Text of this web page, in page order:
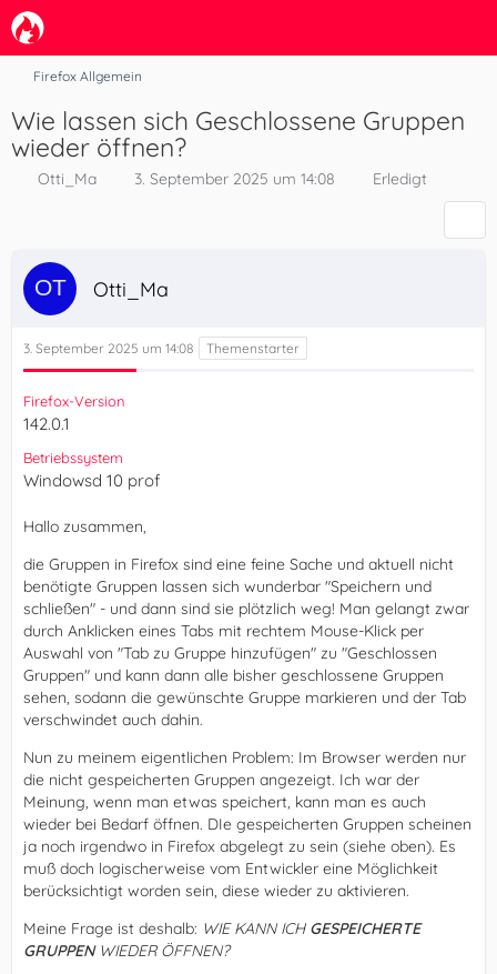
Firefox Allgemein
Wie lassen sich Geschlossene Gruppen
wieder öffnen?
Otti_Ma 3. September 2025 um 14:08 Erledigt
Otti_Ma
3. September 2025 um 14:08
Firefox-Version
142.0.1
Betriebssystem
Windowsd 10 prof
Hallo zusammen,
die Gruppen in Firefox sind eine feine Sache und aktuell nicht
benötigte Gruppen lassen sich wunderbar "Speichern und
schließen" - und dann sind sie plötzlich weg! Man gelangt zwar
durch Anklicken eines Tabs mit rechtem Mouse-Klick per
Auswahl von "Tab zu Gruppe hinzufügen" zu "Geschlossen
Gruppen" und kann dann alle bisher geschlossene Gruppen
sehen, sodann die gewünschte Gruppe markieren und der Tab
verschwindet auch dahin.
Nun zu meinem eigentlichen Problem: Im Browser werden nur
die nicht gespeicherten Gruppen angezeigt. Ich war der
Meinung, wenn man etwas speichert, kann man es auch
wieder bei Bedarf öffnen. DIe gespeicherten Gruppen scheinen
ja noch irgendwo in Firefox abgelegt zu sein (siehe oben). Es
muß doch logischerweise vom Entwickler eine Möglichkeit
berücksichtigt worden sein, diese wieder zu aktivieren.
Meine Frage ist deshalb: WIE KANN ICH GESPEICHERTE
GRUPPENWIEDER ÖFFNEN?